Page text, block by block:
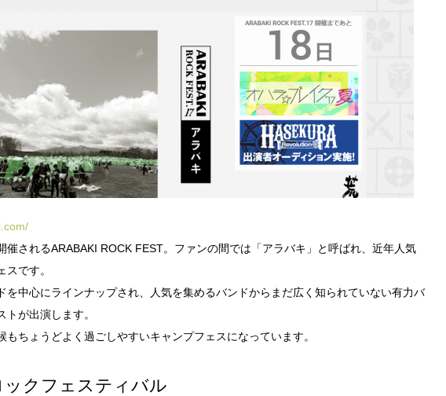
催されるARABAKI ROCK FEST。ファンの間では「アラバキ」と呼ばれ、近年人気
です。
を中心にラインナップされ、人気を集めるバンドからまだ広く知られていない有力バ
が出演します。
ちょうどよく過ごしやすいキャンプフェスになっています。
クフェスティバル